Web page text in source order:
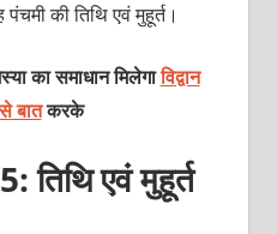
की तिथि एवं मुहूर्त।
का समाधान मिलेगाविद्वान
बातकरके
तिथि एवं मुहूर्त